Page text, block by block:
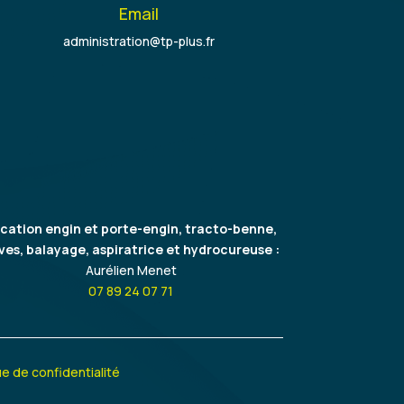
Email
administration@tp-plus.fr
engin et porte-engin, tracto-benne,
balayage, aspiratrice et hydrocureuse :
Aurélien Menet
07 89 24 07 71
de confidentialité